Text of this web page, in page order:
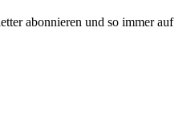
abonnieren und so immer auf